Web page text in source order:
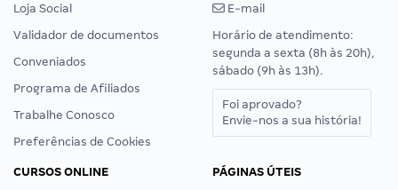
Loja Social
Validador de documentos
Conveniados
Programa de Afiliados
Trabalhe Conosco
Preferências de Cookies
E-mail
Horário de atendimento:
segunda a sexta (8h às 20h),
sábado (9h às 13h).
Foi aprovado?
Envie-nos a sua história!
CURSOS ONLINE
PÁGINAS ÚTEIS